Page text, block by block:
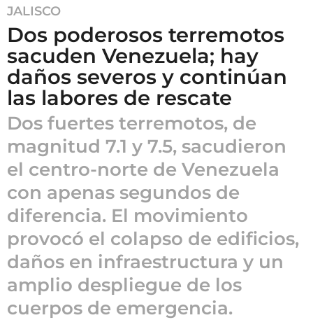
1
m
e
s
a
g
o
m
s
a
g
o
JALISCO
Dos poderosos terremotos
sacuden Venezuela; hay
daños severos y continúan
las labores de rescate
Dos fuertes terremotos, de
magnitud 7.1 y 7.5, sacudieron
el centro-norte de Venezuela
con apenas segundos de
diferencia. El movimiento
provocó el colapso de edificios,
daños en infraestructura y un
amplio despliegue de los
cuerpos de emergencia.